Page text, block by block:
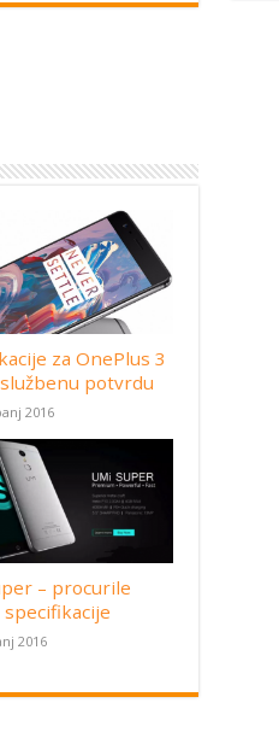
za OnePlus 3
potvrdu
2016
– procurile
2016